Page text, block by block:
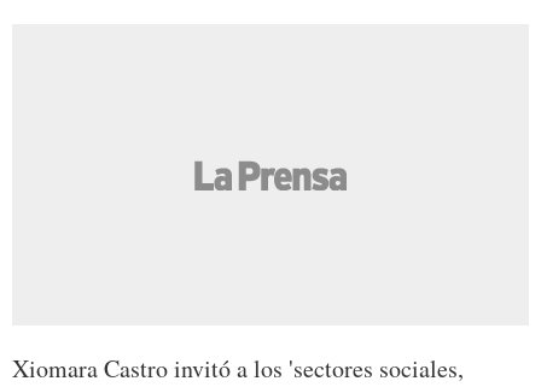
Xiomara Castro invitó a los 'sectores sociales,